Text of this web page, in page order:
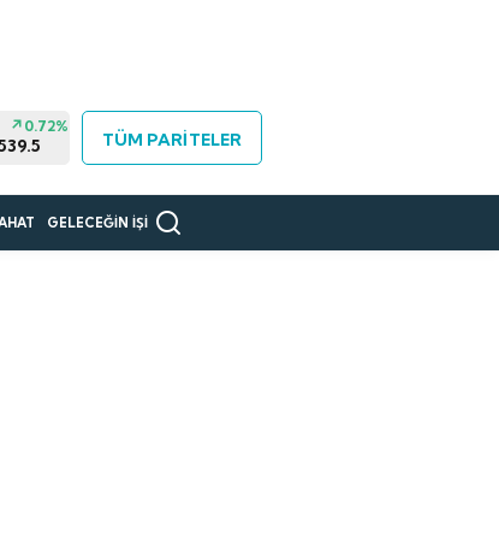
0.72%
TÜM PARİTELER
GELECEĞİN İŞİ